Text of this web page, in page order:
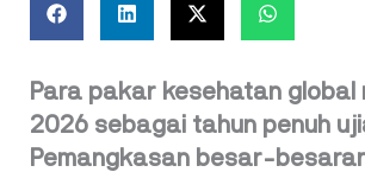
Para pakar kesehatan global
2026 sebagai tahun penuh
Pemangkasan besar-